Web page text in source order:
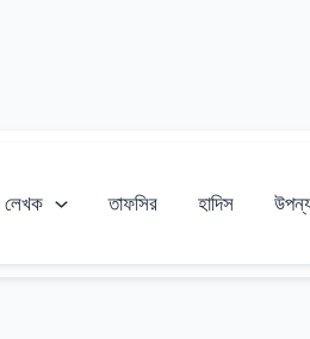
লেখক তাফসির হাদিস